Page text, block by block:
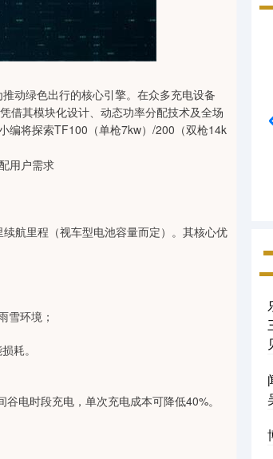
动绿色出行的核心引擎。在众多充电设备
借其模块化设计、动态功率分配技术及全场
编将探索TF100（单枪7kw）/200（双枪14k
用户需求
航里程（视车型电池容量而定）。其核心优
雪环境；
耗。
电时段充电，单次充电成本可降低40%。
证成指 14110.12